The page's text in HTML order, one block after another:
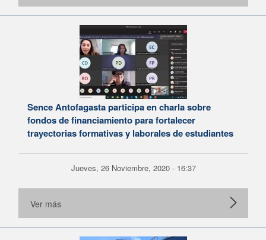
Sence Antofagasta participa en charla sobre
fondos de financiamiento para fortalecer
trayectorias formativas y laborales de estudiantes
Jueves, 26 Noviembre, 2020 - 16:37
Ver más